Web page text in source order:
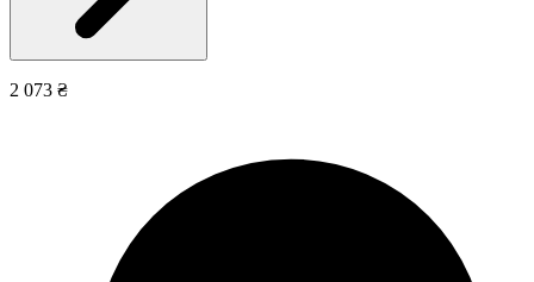
2 073 ₴